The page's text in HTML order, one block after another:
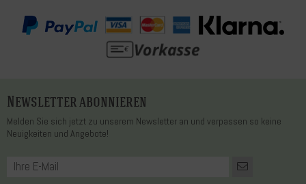
Newsletter abonnieren
Melden Sie sich jetzt zu unserem Newsletter an und verpassen so keine
Neuigkeiten und Angebote!